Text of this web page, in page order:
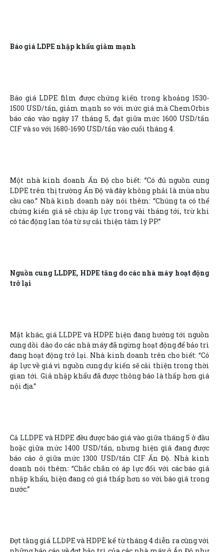
Báo giá LDPE nhập khẩu giảm mạnh
Báo giá LDPE film được chứng kiến trong khoảng 1530-
1500 USD/tấn, giảm mạnh so với mức giá mà ChemOrbis
báo cáo vào ngày 17 tháng 5, đạt giữa mức 1600 USD/tấn
CIF và so với 1680-1690 USD/tấn vào cuối tháng 4.
Một nhà kinh doanh Ấn Độ cho biết: “Có đủ nguồn cung
LDPE trên thị trường Ấn Độ và đây không phải là mùa nhu
cầu cao.” Nhà kinh doanh này nói thêm: “Chúng ta có thể
chứng kiến giá sẽ chịu áp lực trong vài tháng tới, trừ khi
có tác động lan tỏa từ sự cải thiện tâm lý PP.”
Nguồn cung LLDPE, HDPE tăng do các nhà máy hoạt động
trở lại
Mặt khác, giá LLDPE và HDPE hiện đang hướng tới nguồn
cung dồi dào do các nhà máy đã ngừng hoạt động để bảo trì
đang hoạt động trở lại. Nhà kinh doanh trên cho biết: “Có
áp lực về giá vì nguồn cung dự kiến sẽ cải thiện trong thời
gian tới. Giá nhập khẩu đã được thông báo là thấp hơn giá
nội địa.”
Cả LLDPE và HDPE đều được báo giá vào giữa tháng 5 ở đầu
hoặc giữa mức 1400 USD/tấn, nhưng hiện giá đang được
báo cáo ở giữa mức 1300 USD/tấn CIF Ấn Độ. Nhà kinh
doanh nói thêm: “Chắc chắn có áp lực đối với các báo giá
nhập khẩu, hiện đang có giá thấp hơn so với báo giá trong
nước.”
Đợt tăng giá LLDPE và HDPE kể từ tháng 4 diễn ra cùng với